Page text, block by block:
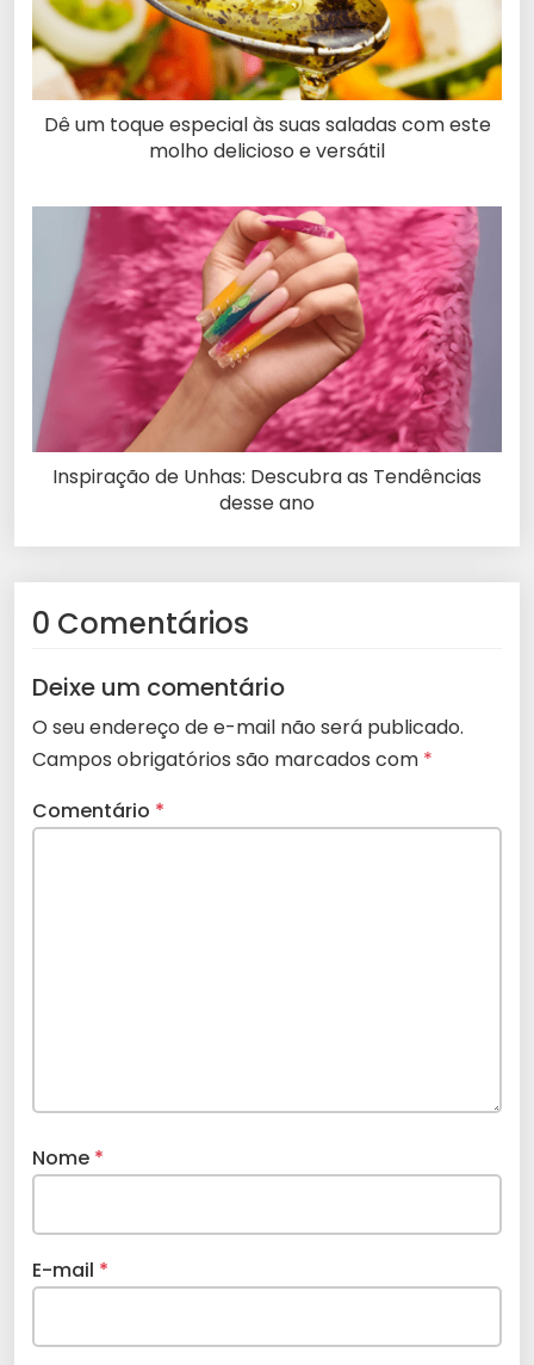
Dê um toque especial às suas saladas com este
molho delicioso e versátil
Inspiração de Unhas: Descubra as Tendências
desse ano
0 Comentários
Deixe um comentário
O seu endereço de e-mail não será publicado.
Campos obrigatórios são marcados com *
Comentário *
Nome *
E-mail *